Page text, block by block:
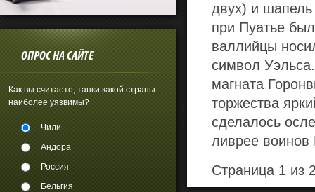
ОПРОС НА САЙТЕ
Как вы считаете, танки какой страны
наиболее уязвимы?
Чили
Андора
Россия
Бельгия
двух) и
при Пуатье
валлийцы
символ
магната
торжества
сделалось
ливрее воинов
Страница 1 из